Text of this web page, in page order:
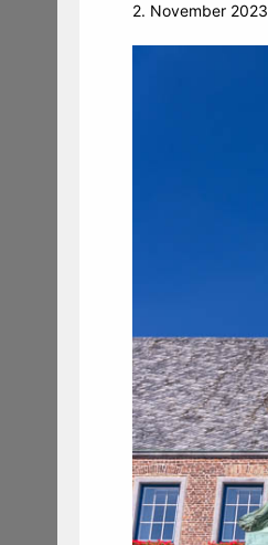
2. November 2023